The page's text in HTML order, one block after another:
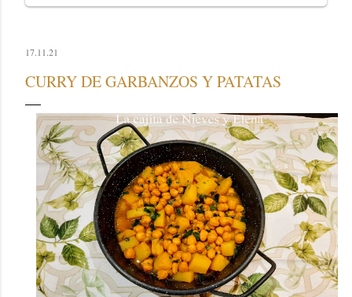
17.11.21
CURRY DE GARBANZOS Y PATATAS